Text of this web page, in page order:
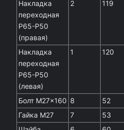
Накладка
переходная
Р65-Р50
(правая)
2 119
Накладка
переходная
Р65-Р50
(левая)
1 120
Болт М27×160 8 52
Гайка М27
7 53